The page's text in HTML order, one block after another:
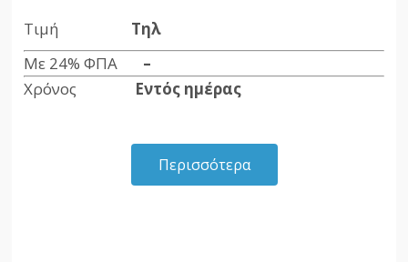
Τιμή Τηλ
Με 24% ΦΠΑ –
Χρόνος Εντός ημέρας
Περισσότερα